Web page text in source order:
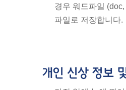
경우 워드파일
파일로 저장합니다.
개인 신상 정보